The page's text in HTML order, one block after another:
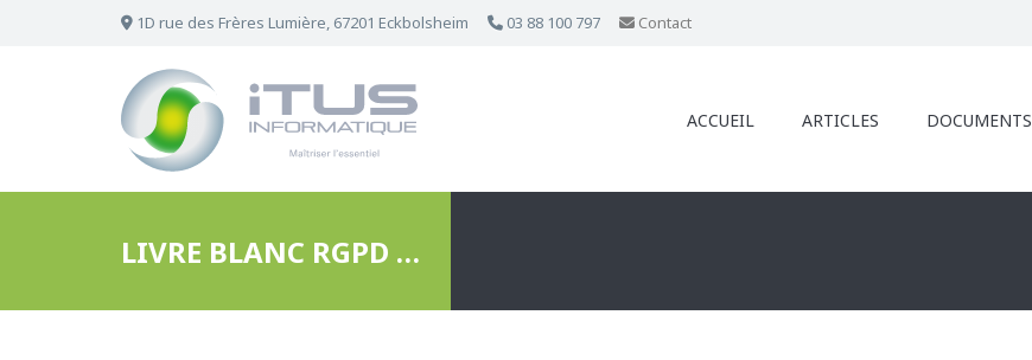
1D rue des Frères Lumière, 67201 Eckbolsheim 03 88 100 797 Contact
ACCUEIL ARTICLES DOCUMENTS
LIVRE BLANC RGPD ÉDUCATION